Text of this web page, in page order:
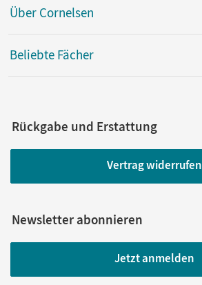
Über Cornelsen
Beliebte Fächer
Rückgabe und Erstattung
Vertrag widerrufen
Newsletter abonnieren
Jetzt anmelden